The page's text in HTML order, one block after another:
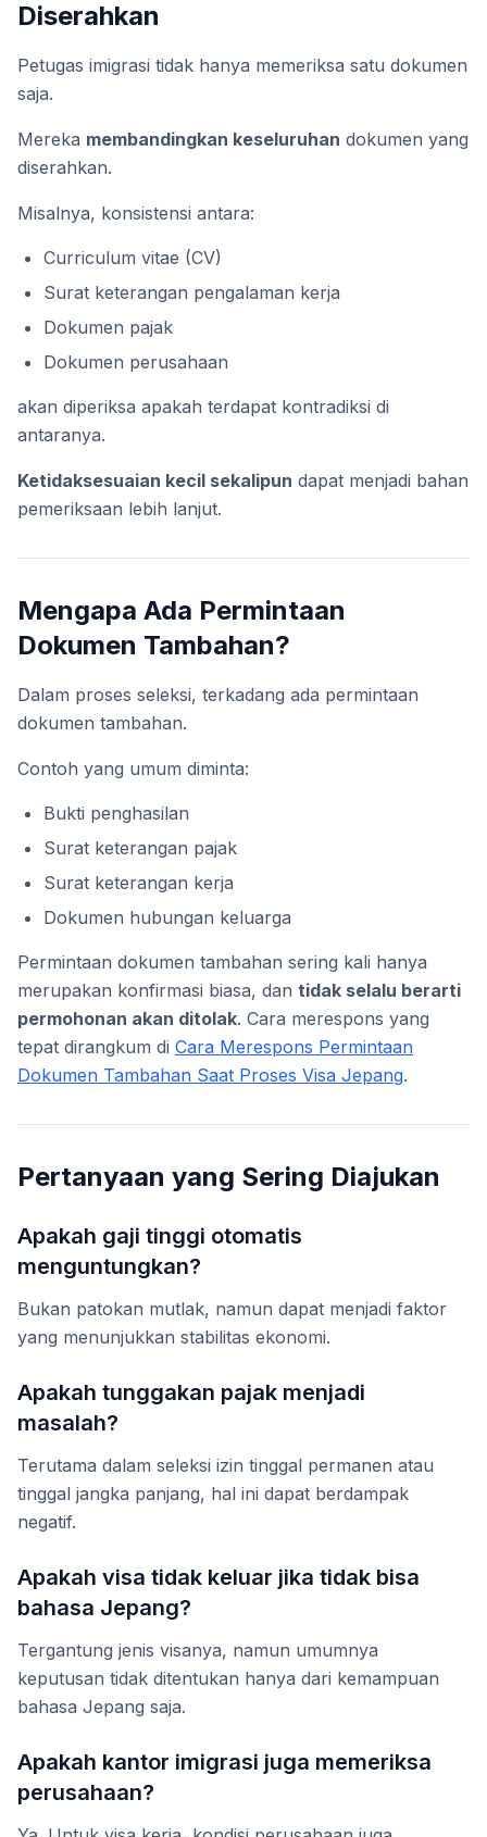
Diserahkan
Petugas imigrasi tidak hanya memeriksa satu dokumen
saja.
Mereka membandingkan keseluruhan dokumen yang
diserahkan.
Misalnya, konsistensi antara:
Curriculum vitae (CV)
Surat keterangan pengalaman kerja
Dokumen pajak
Dokumen perusahaan
akan diperiksa apakah terdapat kontradiksi di
antaranya.
Ketidaksesuaian kecil sekalipun dapat menjadi bahan
pemeriksaan lebih lanjut.
Mengapa Ada Permintaan
Dokumen Tambahan?
Dalam proses seleksi, terkadang ada permintaan
dokumen tambahan.
Contoh yang umum diminta:
Bukti penghasilan
Surat keterangan pajak
Surat keterangan kerja
Dokumen hubungan keluarga
Permintaan dokumen tambahan sering kali hanya
merupakan konfirmasi biasa, dan tidak selalu berarti
permohonan akan ditolak. Cara merespons yang
tepat dirangkum di Cara Merespons Permintaan
Dokumen Tambahan Saat Proses Visa Jepang.
Pertanyaan yang Sering Diajukan
Apakah gaji tinggi otomatis
menguntungkan?
Bukan patokan mutlak, namun dapat menjadi faktor
yang menunjukkan stabilitas ekonomi.
Apakah tunggakan pajak menjadi
masalah?
Terutama dalam seleksi izin tinggal permanen atau
tinggal jangka panjang, hal ini dapat berdampak
negatif.
Apakah visa tidak keluar jika tidak bisa
bahasa Jepang?
Tergantung jenis visanya, namun umumnya
keputusan tidak ditentukan hanya dari kemampuan
bahasa Jepang saja.
Apakah kantor imigrasi juga memeriksa
perusahaan?